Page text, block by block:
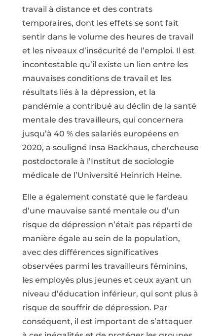
travail à distance et des contrats
temporaires, dont les effets se sont fait
sentir dans le volume des heures de travail
et les niveaux d’insécurité de l’emploi. Il est
incontestable qu’il existe un lien entre les
mauvaises conditions de travail et les
résultats liés à la dépression, et la
pandémie a contribué au déclin de la santé
mentale des travailleurs, qui concernera
jusqu’à 40 % des salariés européens en
2020, a souligné Insa Backhaus, chercheuse
postdoctorale à l’Institut de sociologie
médicale de l’Université Heinrich Heine.
Elle a également constaté que le fardeau
d’une mauvaise santé mentale ou d’un
risque de dépression n’était pas réparti de
manière égale au sein de la population,
avec des différences significatives
observées parmi les travailleurs féminins,
les employés plus jeunes et ceux ayant un
niveau d’éducation inférieur, qui sont plus à
risque de souffrir de dépression. Par
conséquent, il est important de s’attaquer